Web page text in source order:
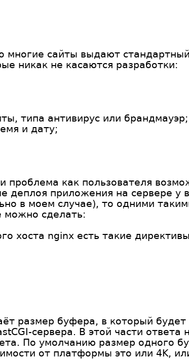
многие сайты выдают
никак не касаются разработки:
типа антивирус или брандмауэр;
и дату;
проблема как пользователя
деплоя приложения на сервере у
в моем случае), то одними
можно сделать:
хоста nginx есть такие
размер буфера, в который будет
сервера. В этой части ответа
По умолчанию размер одного
от платформы это или 4K,